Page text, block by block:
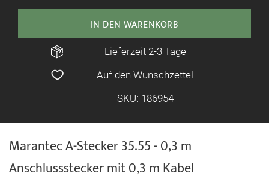
Marantec A-Stecker 35.55 - 0,3 m
Anschlussstecker mit 0,3 m Kabel
IN DEN WARENKORB
Lieferzeit 2-3 Tage
Auf den Wunschzettel
SKU: 186954